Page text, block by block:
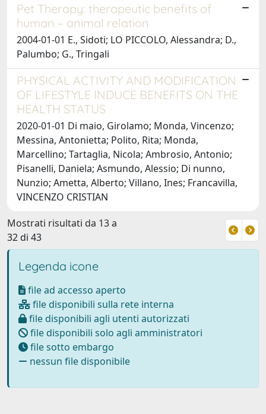
Pet Therapy: therapeutic benefits of
human – animal relation
2004-01-01 E., Sidoti; LO PICCOLO, Alessandra; D.,
Palumbo; G., Tringali
PHYSICAL ACTIVITY AND MODIFICATION
OF LIFESTYLE INDUCE BENEFITS ON THE
HEALTH STATUS
2020-01-01 Di maio, Girolamo; Monda, Vincenzo;
Messina, Antonietta; Polito, Rita; Monda,
Marcellino; Tartaglia, Nicola; Ambrosio, Antonio;
Pisanelli, Daniela; Asmundo, Alessio; Di nunno,
Nunzio; Ametta, Alberto; Villano, Ines; Francavilla,
VINCENZO CRISTIAN
Mostrati risultati da 13 a
32 di 43
Legenda icone
file ad accesso aperto
file disponibili sulla rete interna
file disponibili agli utenti autorizzati
file disponibili solo agli amministratori
file sotto embargo
nessun file disponibile